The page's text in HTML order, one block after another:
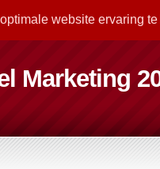
website ervaring
Marketing